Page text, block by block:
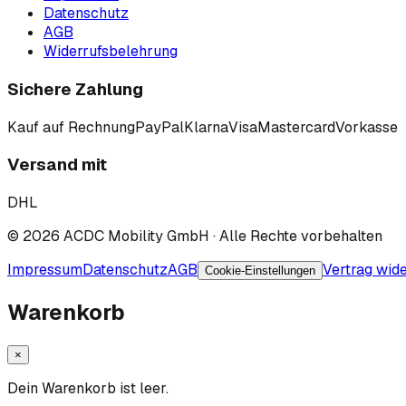
Datenschutz
AGB
Widerrufsbelehrung
Sichere Zahlung
Kauf auf RechnungPayPalKlarnaVisaMastercardVorkasse
Versand mit
DHL
© 2026 ACDC Mobility GmbH · Alle Rechte vorbehalten
ImpressumDatenschutzAGB Cookie-Einstellungen Vertrag
Warenkorb
×
Dein Warenkorb ist leer.